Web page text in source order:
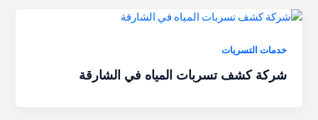
خدمات التسريات
شركة كشف تسربات المياه في الشارقة